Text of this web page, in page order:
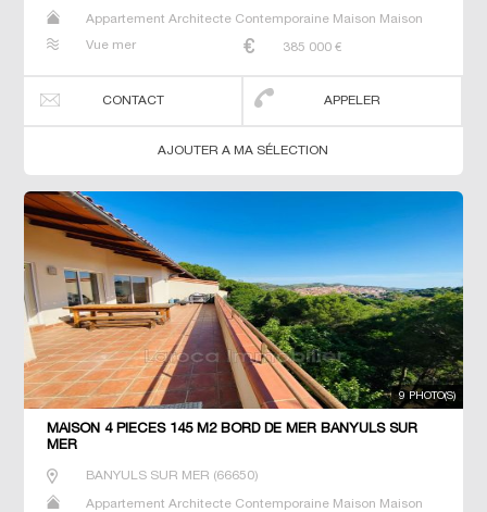
Appartement Architecte Contemporaine Maison Maison
Vue mer
385 000 €
CONTACT APPELER
AJOUTER A MA SÉLECTION
9 PHOTO(S)
MAISON 4 PIECES 145 M2 BORD DE MER BANYULS SUR
MER
BANYULS SUR MER (66650)
Appartement Architecte Contemporaine Maison Maison